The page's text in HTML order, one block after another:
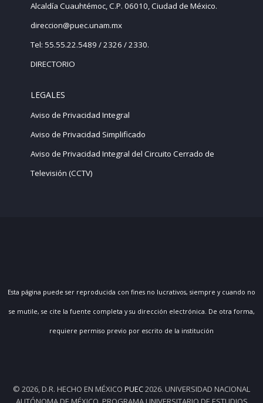
Alcaldía Cuauhtémoc, C.P. 06010, Ciudad de México.
direccion@puec.unam.mx
Tel: 55.55.22.5489 / 2326 / 2330.
DIRECTORIO
LEGALES
Aviso de Privacidad Integral
Aviso de Privacidad Simplificado
Aviso de Privacidad Integral del Circuito Cerrado de
Televisión (CCTV)
Esta página puede ser reproducida con fines no lucrativos, siempre y cuando no
se mutile, se cite la fuente completa y su dirección electrónica. De otra forma,
requiere permiso previo por escrito de la institución
© 2026, D.R. HECHO EN MÉXICO PUEC2026. UNIVERSIDAD NACIONAL